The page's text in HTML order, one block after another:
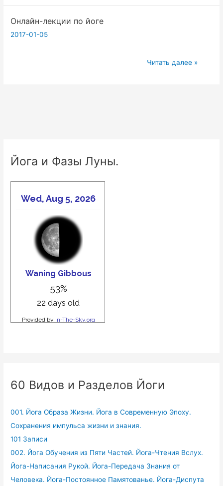
Йоги
Онлайн-лекции по йоге
2017-01-05
Онлайн-
Читать далее »
Йога и Фазы Луны.
60 Видов и Разделов Йоги
001. Йога Образа Жизни. Йога в Современную Эпоху.
Сохранения импульса жизни и знания.
101 Записи
002. Йога Обучения из Пяти Частей. Йога-Чтения Вслух.
Йога-Написания Рукой. Йога-Передача Знания от
Человека. Йога-Постоянное Памятованье. Йога-Диспута